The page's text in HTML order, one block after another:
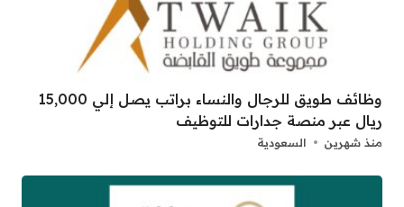
وظائف طويق للرجال والنساء براتب يصل إلي 15,000
ريال عبر منصة جدارات للتوظيف
منذ شهرين السعودية